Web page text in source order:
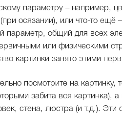
параметру – например,
осязании), или что-то ещё
параметр, общий для всех
или физическими
картинки занято этими
посмотрите на
забита вся
стена, люстра (и т.д.).